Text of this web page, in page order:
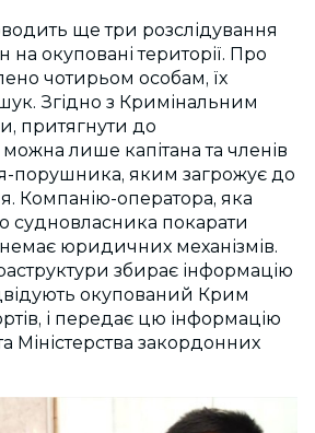
ще три розслідування
на окуповані території. Про
чотирьом особам, їх
Згідно з Кримінальним
притягнути до
можна лише капітана та членів
порушника, яким загрожує до
Компанію-оператора, яка
судновласника покарати
юридичних механізмів.
збирає інформацію
окупований Крим
і передає цю інформацію
Міністерства закордонних